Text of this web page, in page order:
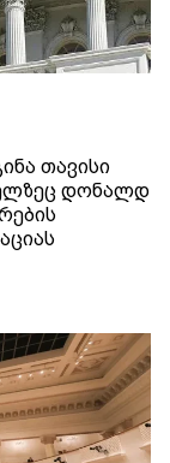
თავისი
დონალდ